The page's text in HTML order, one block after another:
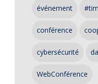
événement
conférence
cybersécurité
WebConférence